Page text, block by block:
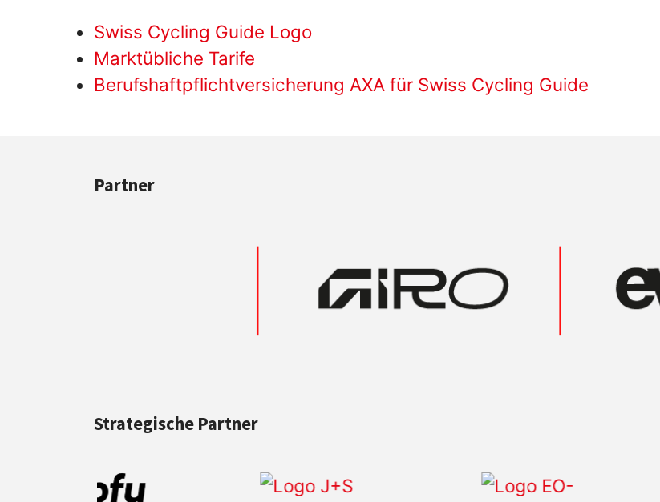
Swiss Cycling Guide Logo
Marktübliche Tarife
Berufshaftpflichtversicherung AXA für Swiss Cycling Guide
Partner
Strategische Partner